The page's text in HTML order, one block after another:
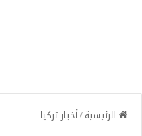
الرئيسية/أخبار تركيا